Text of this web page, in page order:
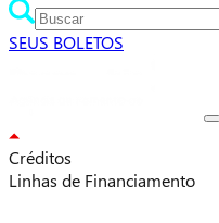
SEUS BOLETOS
Créditos
Linhas de Financiamento